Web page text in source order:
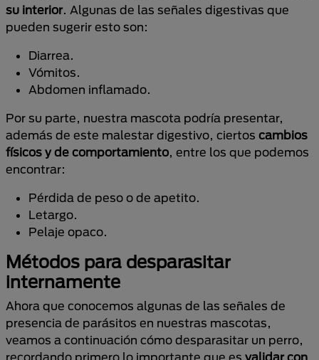
su interior. Algunas de las señales digestivas que
pueden sugerir esto son:
Diarrea.
Vómitos.
Abdomen inflamado.
Por su parte, nuestra mascota podría presentar,
además de este malestar digestivo, ciertos cambios
físicos y de comportamiento, entre los que podemos
encontrar:
Pérdida de peso o de apetito.
Letargo.
Pelaje opaco.
Métodos para desparasitar
internamente
Ahora que conocemos algunas de las señales de
presencia de parásitos en nuestras mascotas,
veamos a continuación cómo desparasitar un perro,
recordando primero lo importante que es validar con